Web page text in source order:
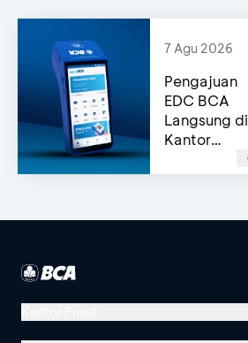
7 Agu 2026
Pengajuan
EDC BCA
Langsung di
Kantor
(Same-Day
Menara BCA, Grand Indonesia